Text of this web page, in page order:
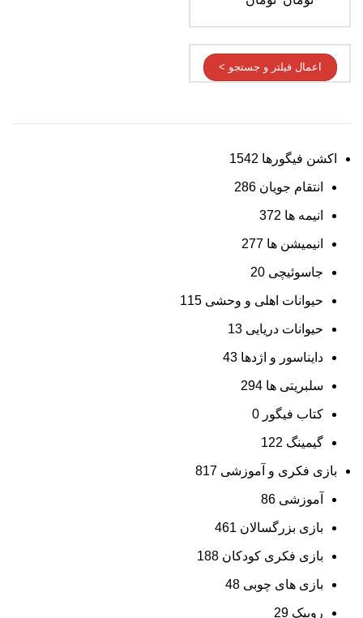
اعمال فیلتر و جستجو >
اکشن فیگورها 1542
انتقام جویان 286
انیمه ها 372
انیمیشن ها 277
جاسوئیچی 20
حیوانات اهلی و وحشی 115
حیوانات دریایی 13
دایناسور و اژدها 43
سلبریتی ها 294
کتاب فیگور 0
گیمینگ 122
بازی فکری و آموزشی 817
آموزشی 86
بازی بزرگسالان 461
بازی فکری کودکان 188
بازی های چوبی 48
روبیک 29